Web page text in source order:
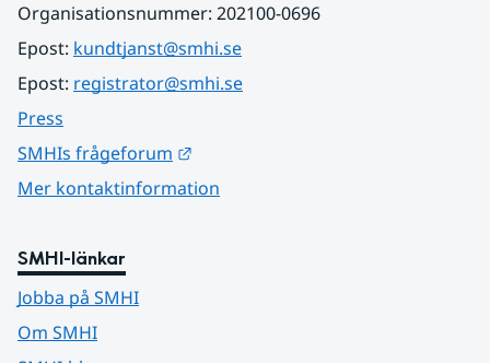
Organisationsnummer: 202100-0696
Epost: kundtjanst@smhi.se
Epost: registrator@smhi.se
Press
SMHIs frågeforum
Mer kontaktinformation
SMHI-länkar
Jobba på SMHI
Om SMHI